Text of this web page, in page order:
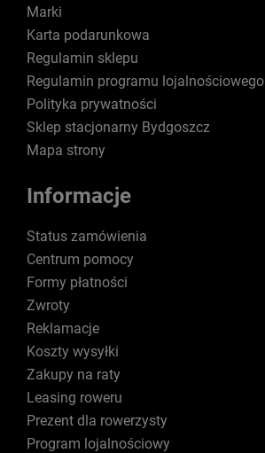
Marki
Karta podarunkowa
Regulamin sklepu
Regulamin programu lojalnościowego
Polityka prywatności
Sklep stacjonarny Bydgoszcz
Mapa strony
Informacje
Status zamówienia
Centrum pomocy
Formy płatności
Zwroty
Reklamacje
Koszty wysyłki
Zakupy na raty
Leasing roweru
Prezent dla rowerzysty
Program lojalnościowy